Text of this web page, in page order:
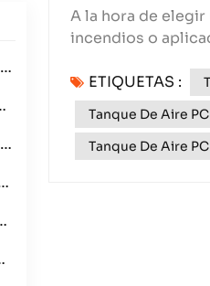
A la hora de
incendios o
ETIQUETAS :
Tanque De Aire
Tanque De Aire